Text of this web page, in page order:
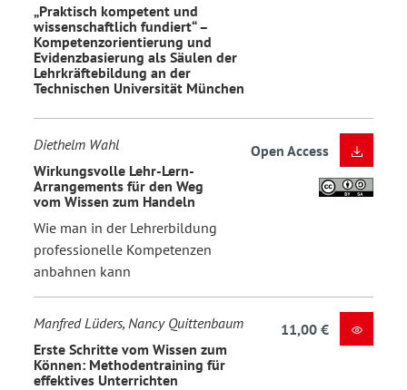
„Praktisch kompetent und
wissenschaftlich fundiert“ –
Kompetenzorientierung und
Evidenzbasierung als Säulen der
Lehrkräftebildung an der
Technischen Universität München
Diethelm Wahl
Wirkungsvolle Lehr-Lern-
Arrangements für den Weg
vom Wissen zum Handeln
Wie man in der Lehrerbildung
professionelle Kompetenzen
anbahnen kann
Open Access
Manfred Lüders, Nancy Quittenbaum
Erste Schritte vom Wissen zum
Können: Methodentraining für
effektives Unterrichten
11,00 €